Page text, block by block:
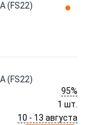
(FS22)
(FS22)
95%
1 шт.
10 - 13 августа